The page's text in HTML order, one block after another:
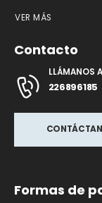
VER MÁS
Contacto
LLÁMANOS
226896185
Formas de